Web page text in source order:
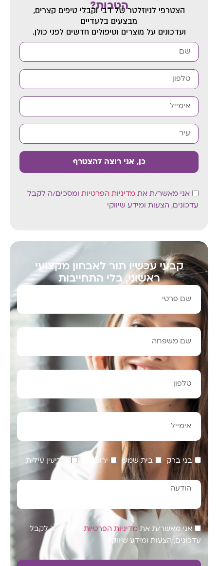
הטבות?
הצטרפי לניוזלטר של דביוקבלי טיפים קצרים,
מבצעים בלעדיים
ועדכונים על מוצרים וטיפולים חדשים לפני כולן.
אני מאשר/ת את מדיניות הפרטיות ומסכים/ה לקבל
עדכונים, הצעות ומידע שיווקי
כן, אני רוצה להצטרף
קבעי עכשיו תור לאבחון מקצועי
ראשוני, בלי התחייבות
בני ברק בית שמש ירושלים מודיעין עילית
אני מאשר/ת את מדיניות הפרטיות ומסכים/ה לקבל
עדכונים, הצעות ומידע שיווקי